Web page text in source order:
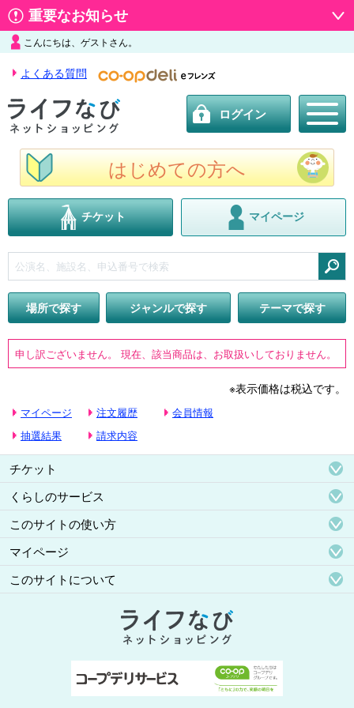
重要なお知らせ
こんにちは、ゲストさん。
よくある質問
ログイン
はじめての方へ
チケット マイページ
場所で探す
ジャンルで探す テーマで探す
申し訳ございません。 現在、該当商品は、お取扱いしておりません。
※表示価格は税込です。
マイページ 注文履歴
会員情報
抽選結果
請求内容
チケット
くらしのサービス
このサイトの使い方
マイページ
このサイトについて